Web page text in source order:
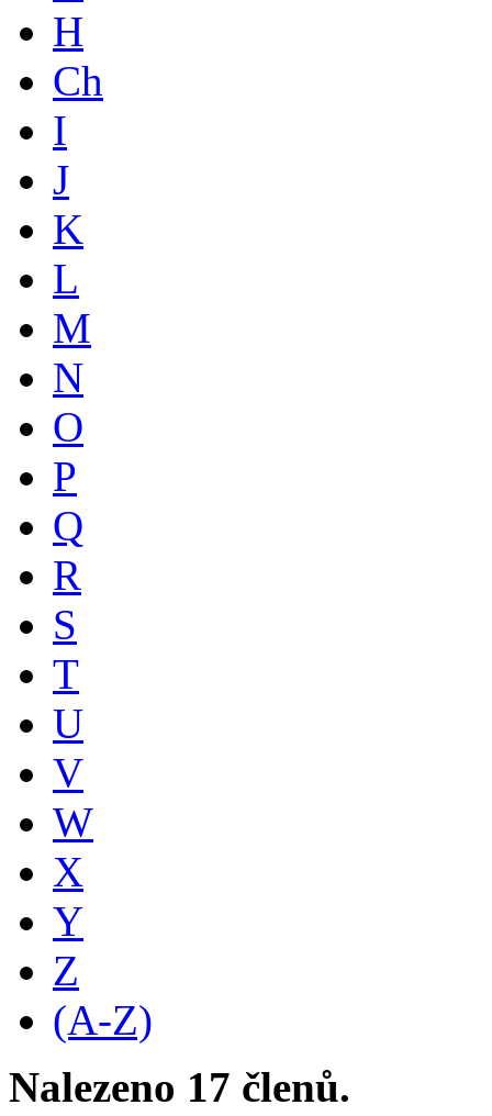
H
Ch
I
J
K
L
M
N
O
P
Q
R
S
T
U
V
W
X
Y
Z
(A-Z)
Nalezeno 17 členů.